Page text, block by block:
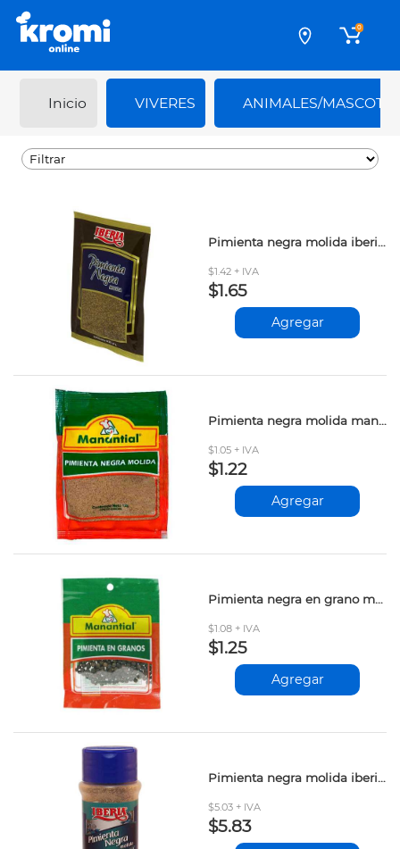
0
Inicio VIVERES ANIMALES/
Pimienta negra molida iberia sobre 20gr
$1.42 + IVA
$1.65
Agregar
Pimienta negra molida manan.sobre 12gr
$1.05 + IVA
$1.22
Agregar
Pimienta negra en grano manan.sobre 12gr
$1.08 + IVA
$1.25
Agregar
Pimienta negra molida iberia 65gr
$5.03 + IVA
$5.83